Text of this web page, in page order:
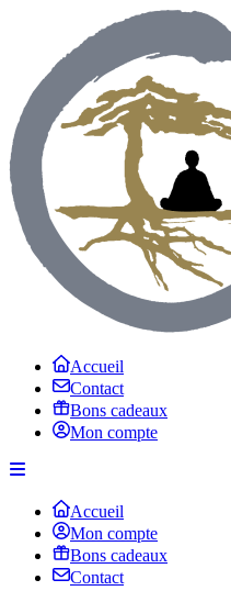
Accueil
Contact
Bons cadeaux
Mon compte
Accueil
Mon compte
Bons cadeaux
Contact